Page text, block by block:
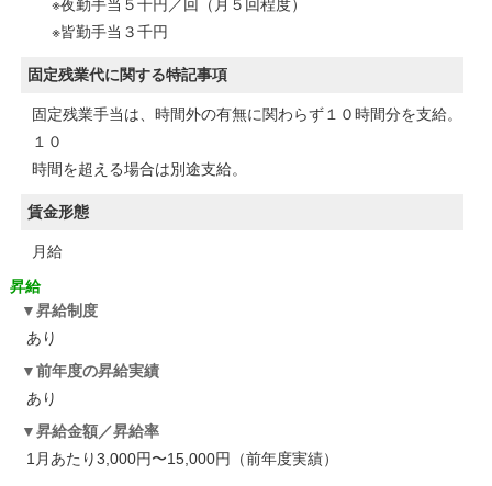
※夜勤手当５千円／回（月５回程度）
※皆勤手当３千円
固定残業代に関する特記事項
固定残業手当は、時間外の有無に関わらず１０時間分を支給。
１０
時間を超える場合は別途支給。
賃金形態
月給
昇給
昇給制度
あり
前年度の昇給実績
あり
昇給金額／昇給率
1月あたり3,000円〜15,000円（前年度実績）